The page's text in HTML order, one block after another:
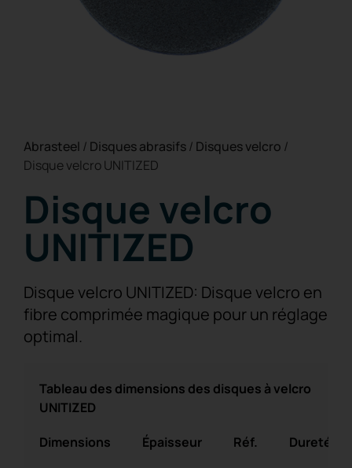
Abrasteel / Disques abrasifs/ Disques velcro /
Disque velcro UNITIZED
Disque velcro
UNITIZED
Disque velcro UNITIZED: Disque velcro en
fibre comprimée magique pour un réglage
optimal.
Tableau des dimensions des disques à velcro
UNITIZED
Dimensions
Épaisseur Réf. Dureté